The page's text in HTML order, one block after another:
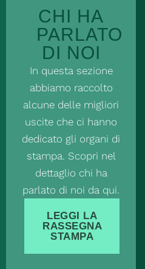
CHI HA
PARLATO
DI NOI
In questa sezione
abbiamo raccolto
alcune delle migliori
uscite che ci hanno
dedicato gli organi di
stampa. Scopri nel
dettaglio chi ha
parlato di noi da qui.
LEGGI LA
RASSEGNA
STAMPA